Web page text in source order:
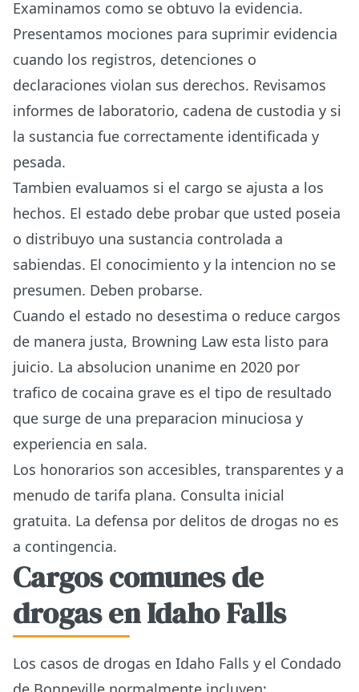
Examinamos como se obtuvo la evidencia.
Presentamos mociones para suprimir evidencia
cuando los registros, detenciones o
declaraciones violan sus derechos. Revisamos
informes de laboratorio, cadena de custodia y si
la sustancia fue correctamente identificada y
pesada.
Tambien evaluamos si el cargo se ajusta a los
hechos. El estado debe probar que usted poseia
o distribuyo una sustancia controlada a
sabiendas. El conocimiento y la intencion no se
presumen. Deben probarse.
Cuando el estado no desestima o reduce cargos
de manera justa, Browning Law esta listo para
juicio. La absolucion unanime en 2020 por
trafico de cocaina grave es el tipo de resultado
que surge de una preparacion minuciosa y
experiencia en sala.
Los honorarios son accesibles, transparentes y a
menudo de tarifa plana. Consulta inicial
gratuita. La defensa por delitos de drogas no es
a contingencia.
Cargos comunes de
drogas en Idaho Falls
Los casos de drogas en Idaho Falls y el Condado